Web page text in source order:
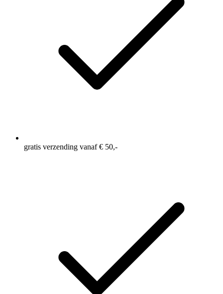
gratis verzending vanaf € 50,-